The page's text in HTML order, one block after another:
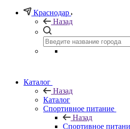
Краснодар
Назад
Каталог
Назад
Каталог
Спортивное питание
Назад
Спортивное